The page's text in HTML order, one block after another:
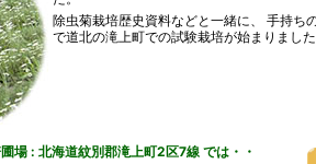
除虫菊栽培歴史資料などと一緒に、 手持ち
で道北の滝上町での試験栽培が始まりまし
場 : 北海道紋別郡滝上町2区7線 では・・